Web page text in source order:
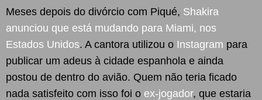
Meses depois do divórcio com Piqué, Shakira
anunciou que está mudando para Miami, nos
Estados Unidos. A cantora utilizou o Instagram para
publicar um adeus à cidade espanhola e ainda
postou de dentro do avião. Quem não teria ficado
nada satisfeito com isso foi o ex-jogador, que estaria